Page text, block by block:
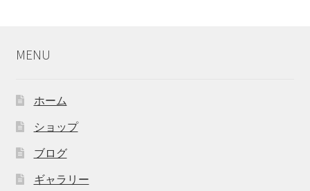
MENU
ホーム
ショップ
ブログ
ギャラリー